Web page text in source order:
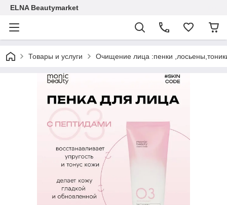
ELNA Beautymarket
Товары и услуги Очищение лица :пенки